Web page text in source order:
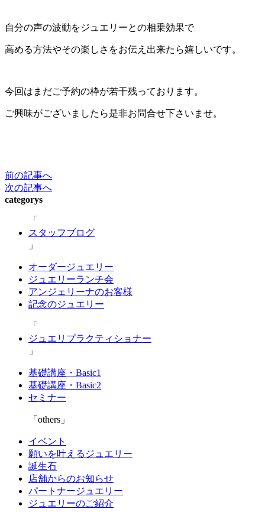
自分の声の波動をジュエリーとの相乗効果で
高める方法やその楽しさをお伝え出来たら嬉しいです。
今回はまだご予約の枠が若干残っております。
ご興味がございましたら是非お問合せ下さいませ。
前の記事へ
次の記事へ
categorys
スタッフブログ
オーダージュエリー
ジュエリーランチ会
アンジェリーナのお客様
記念のジュエリー
ジュエリプラクティショナー
基礎講座・Basic1
基礎講座・Basic2
セミナー
others
イベント
願いを叶えるジュエリー
誕生石
店舗からのお知らせ
パートナージュエリー
ジュエリーのご紹介